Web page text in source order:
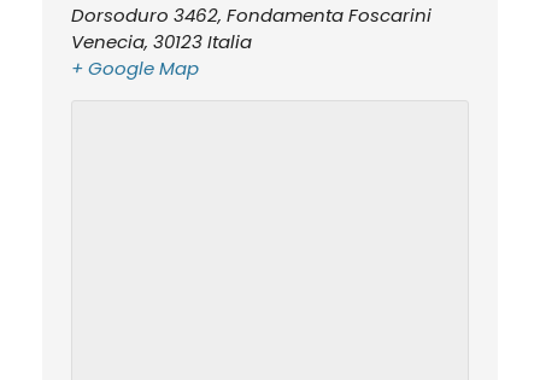
Dorsoduro 3462, Fondamenta Foscarini
Venecia, 30123 Italia
+ Google Map